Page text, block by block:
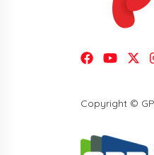
Copyright ©